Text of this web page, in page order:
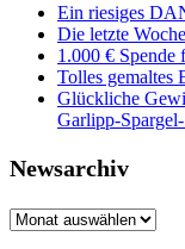
Ein riesiges
Die letzte
1.000 € Spende
Tolles gemaltes
Glückliche
Garlipp-
Newsarchiv
Newsarchiv